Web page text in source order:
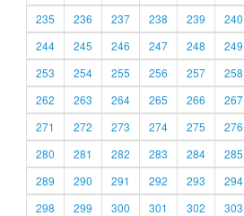
235
236 237 238 239 240
244
245 246 247 248 249
253
254 255 256 257 258
262
263 264 265 266 267
271
272 273 274 275 276
280
281 282 283 284 285
289
290 291 292 293 294
298
299 300 301 302 303